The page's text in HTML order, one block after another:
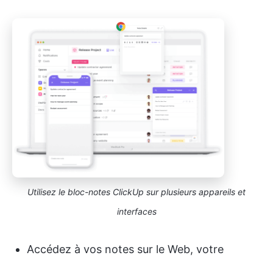
Utilisez le bloc-notes ClickUp sur plusieurs appareils et
interfaces
Accédez à vos notes sur le Web, votre